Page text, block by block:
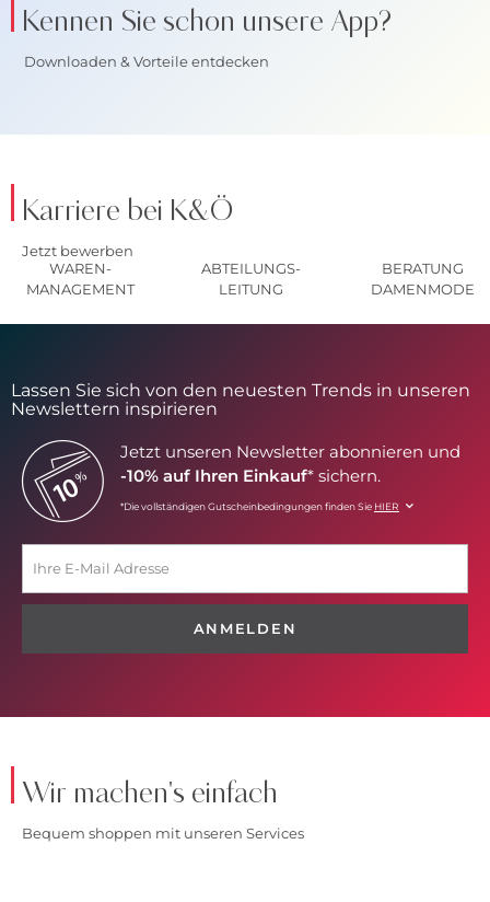
Kennen Sie schon unsere App?
Downloaden & Vorteile entdecken
Karriere bei K&Ö
Jetzt bewerben
WAREN-
MANAGEMENT
ABTEILUNGS-
LEITUNG
BERATUNG
DAMENMODE
Lassen Sie sich von den neuesten Trends in unseren
Newslettern inspirieren
Jetzt unseren Newsletter abonnieren und
-10% auf Ihren Einkauf* sichern.
*Die vollständigen Gutscheinbedingungen finden Sie HIER
ANMELDEN
Wir machen's einfach
Bequem shoppen mit unseren Services